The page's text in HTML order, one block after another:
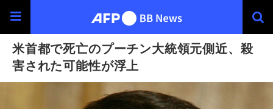
米首都で死亡のプーチン大統領元側近、殺
害された可能性が浮上